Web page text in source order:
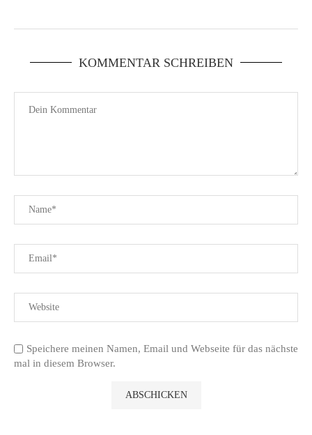
KOMMENTAR SCHREIBEN
Speichere meinen Namen, Email und Webseite für das nächste
mal in diesem Browser.